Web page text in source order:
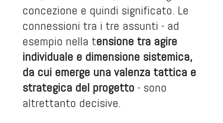
concezione e quindi significato. Le
connessioni tra i tre assunti - ad
esempio nella tensione tra agire
individuale e dimensione sistemica,
da cui emerge una valenza tattica e
strategica del progetto- sono
altrettanto decisive.